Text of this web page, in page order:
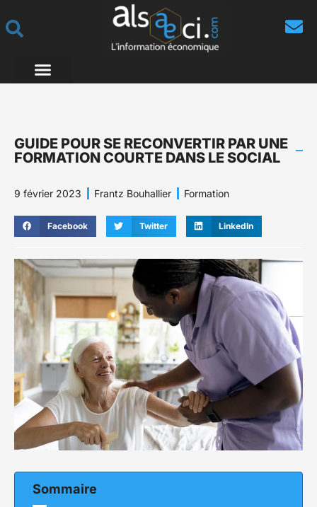
GUIDE POUR SE RECONVERTIR PAR UNE
FORMATION COURTE DANS LE SOCIAL
9 février 2023 Frantz Bouhallier Formation
Facebook Twitter LinkedIn
Sommaire